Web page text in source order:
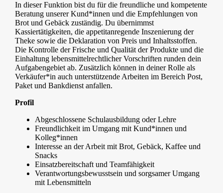
In dieser Funktion bist du für die freundliche und kompetente
Beratung unserer Kund*innen und die Empfehlungen von
Brot und Gebäck zuständig. Du übernimmst
Kassiertätigkeiten, die appetitanregende Inszenierung der
Theke sowie die Deklaration von Preis und Inhaltsstoffen.
Die Kontrolle der Frische und Qualität der Produkte und die
Einhaltung lebensmittelrechtlicher Vorschriften runden dein
Aufgabengebiet ab. Zusätzlich können in deiner Rolle als
Verkäufer*in auch unterstützende Arbeiten im Bereich Post,
Paket und Bankdienst anfallen.
Profil
Abgeschlossene Schulausbildung oder Lehre
Freundlichkeit im Umgang mit Kund*innen und
Kolleg*innen
Interesse an der Arbeit mit Brot, Gebäck, Kaffee und
Snacks
Einsatzbereitschaft und Teamfähigkeit
Verantwortungsbewusstsein und sorgsamer Umgang
mit Lebensmitteln